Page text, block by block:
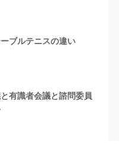
ブルテニスの違い
有識者会議と諮問委員